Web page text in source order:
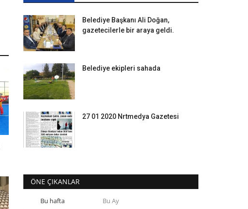
Belediye Başkanı Ali Doğan,
gazetecilerle bir araya geldi.
Belediye ekipleri sahada
27 01 2020 Nrtmedya Gazetesi
ÖNE ÇIKANLAR
Bu hafta Bu Ay